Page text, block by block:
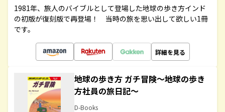
1981年、旅人のバイブルとして登場した地球の歩き方インド
の初版が復刻版で再登場！ 当時の旅を思い出して欲しい1冊
です。
詳細を見る
地球の歩き方 ガチ冒険～地球の歩き
方社員の旅日記～
D-Books